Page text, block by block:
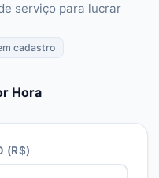
serviço para lucrar
cadastro
Hora
(R$)